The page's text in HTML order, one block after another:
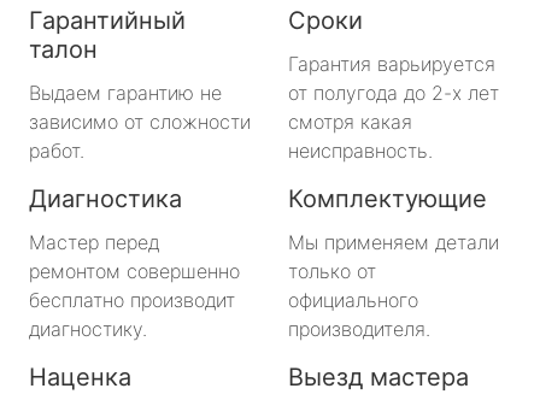
Гарантийный
талон
Выдаем гарантию не
зависимо от сложности
работ.
Сроки
Гарантия варьируется
от полугода до 2-х лет
смотря какая
неисправность.
Диагностика
Мастер перед
ремонтом совершенно
бесплатно производит
диагностику.
Комплектующие
Мы применяем детали
только от
официального
производителя.
Наценка Выезд мастера